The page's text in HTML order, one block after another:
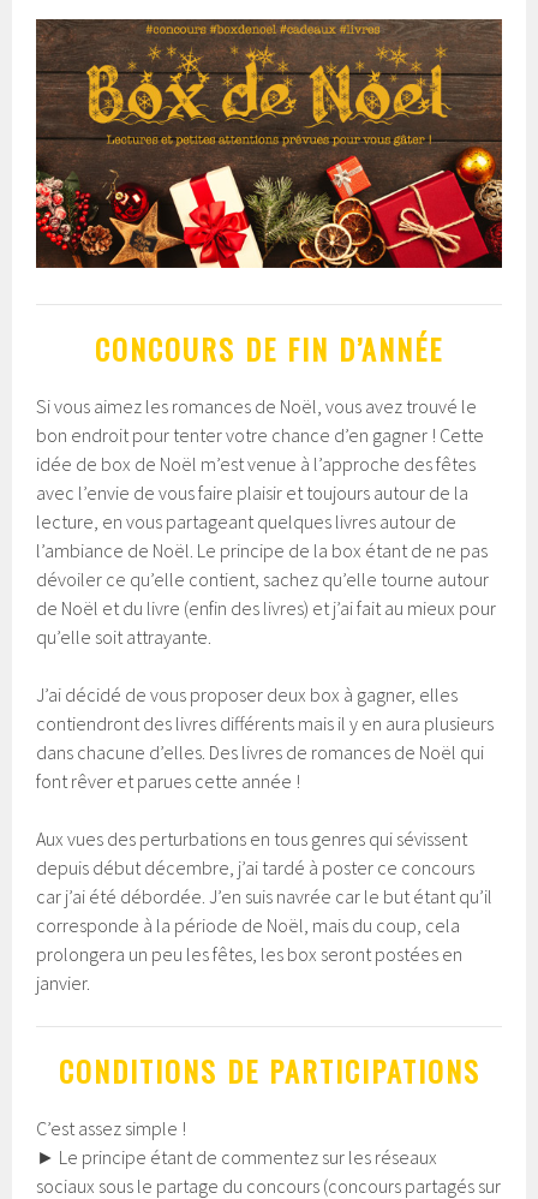
CONCOURS DE FIN D’ANNÉE
Si vous aimez les romances de Noël, vous avez trouvé le
bon endroit pour tenter votre chance d’en gagner ! Cette
idée de box de Noël m’est venue à l’approche des fêtes
avec l’envie de vous faire plaisir et toujours autour de la
lecture, en vous partageant quelques livres autour de
l’ambiance de Noël. Le principe de la box étant de ne pas
dévoiler ce qu’elle contient, sachez qu’elle tourne autour
de Noël et du livre (enfin des livres) et j’ai fait au mieux pour
qu’elle soit attrayante.
J’ai décidé de vous proposer deux box à gagner, elles
contiendront des livres différents mais il y en aura plusieurs
dans chacune d’elles. Des livres de romances de Noël qui
font rêver et parues cette année !
Aux vues des perturbations en tous genres qui sévissent
depuis début décembre, j’ai tardé à poster ce concours
car j’ai été débordée. J’en suis navrée car le but étant qu’il
corresponde à la période de Noël, mais du coup, cela
prolongera un peu les fêtes, les box seront postées en
janvier.
CONDITIONS DE PARTICIPATIONS
C’est assez simple !
► Le principe étant de commentez sur les réseaux
sociaux sous le partage du concours (concours partagés sur